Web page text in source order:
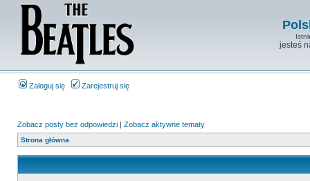
jesteś
Zaloguj się Zarejestruj się
Zobacz posty bez odpowiedzi | Zobacz aktywne tematy
Strona główna